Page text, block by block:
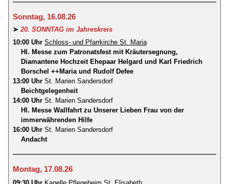
Sonntag, 16.08.26
➤ 20. SONNTAG im Jahreskreis
10:00 Uhr Schloss- und Pfarrkirche St. Maria
Hl. Messe zum Patronatsfest mit Kräutersegnung,
Diamantene Hochzeit Ehepaar Helgard und Karl Friedrich
Borschel ++Maria und Rudolf Defee
13:00 Uhr St. Marien Sandersdorf
Beichtgelegenheit
14:00 Uhr St. Marien Sandersdorf
Hl. Messe Wallfahrt zu Unserer Lieben Frau von der
immerwährenden Hilfe
16:00 Uhr St. Marien Sandersdorf
Andacht
Montag, 17.08.26